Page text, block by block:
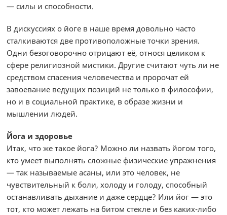
— силы и способности.
В дискуссиях о йоге в наше время довольно часто
сталкиваются две противоположные точки зрения.
Одни безоговорочно отрицают её, относя целиком к
сфере религиозной мистики. Другие считают чуть ли не
средством спасения человечества и пророчат ей
завоевание ведущих позиций не только в философии,
но и в социальной практике, в образе жизни и
мышлении людей.
Йога и здоровье
Итак, что же такое йога? Можно ли назвать йогом того,
кто умеет выполнять сложные физические упражнения
— так называемые асаны, или это человек, не
чувствительный к боли, холоду и голоду, способный
останавливать дыхание и даже сердце? Или йог — это
тот, кто может лежать на битом стекле и без каких-либо